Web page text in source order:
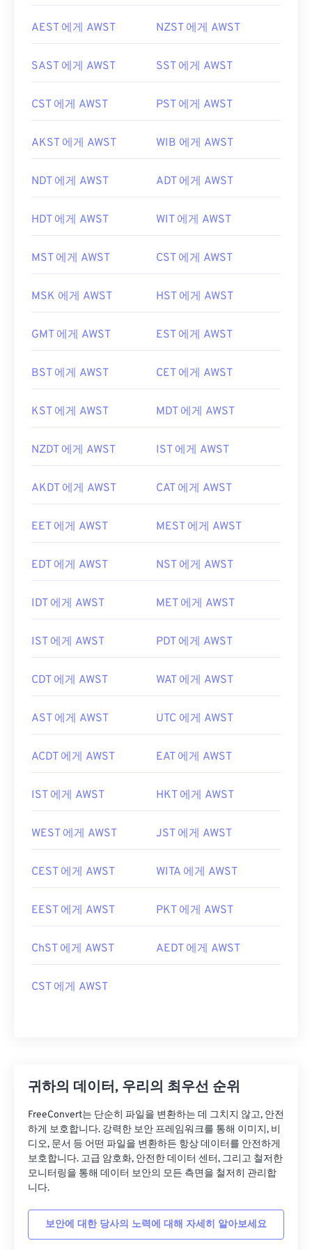
AEST 에게 AWST NZST 에게 AWST
SAST 에게 AWST SST 에게 AWST
CST 에게 AWST PST 에게 AWST
AKST 에게 AWST WIB 에게 AWST
NDT 에게 AWST ADT 에게 AWST
HDT 에게 AWST WIT 에게 AWST
MST 에게 AWST CST 에게 AWST
MSK 에게 AWST HST 에게 AWST
GMT 에게 AWST EST 에게 AWST
BST 에게 AWST CET 에게 AWST
KST 에게 AWST MDT 에게 AWST
NZDT 에게 AWST IST 에게 AWST
AKDT 에게 AWST CAT 에게 AWST
EET 에게 AWST MEST 에게 AWST
EDT 에게 AWST NST 에게 AWST
IDT 에게 AWST MET 에게 AWST
IST 에게 AWST PDT 에게 AWST
CDT 에게 AWST WAT 에게 AWST
AST 에게 AWST UTC 에게 AWST
ACDT 에게 AWST EAT 에게 AWST
IST 에게 AWST HKT 에게 AWST
WEST 에게 AWST JST 에게 AWST
CEST 에게 AWST WITA 에게 AWST
EEST 에게 AWST PKT 에게 AWST
ChST 에게 AWST AEDT 에게 AWST
CST 에게 AWST
귀하의 데이터, 우리의 최우선 순위
FreeConvert는 단순히 파일을 변환하는 데 그치지 않고, 안전
하게 보호합니다. 강력한 보안 프레임워크를 통해 이미지, 비
디오, 문서 등 어떤 파일을 변환하든 항상 데이터를 안전하게
보호합니다. 고급 암호화, 안전한 데이터 센터, 그리고 철저한
모니터링을 통해 데이터 보안의 모든 측면을 철저히 관리합
니다.
보안에 대한 당사의 노력에 대해 자세히 알아보세요